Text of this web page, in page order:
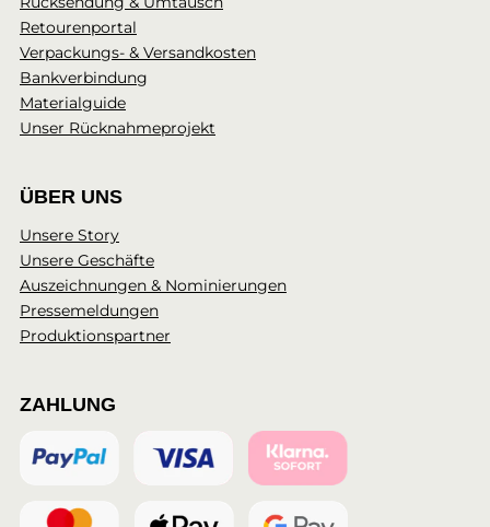
Retourenportal
Verpackungs- & Versandkosten
Bankverbindung
Materialguide
Unser Rücknahmeprojekt
ÜBER UNS
Unsere Story
Unsere Geschäfte
Auszeichnungen & Nominierungen
Pressemeldungen
Produktionspartner
ZAHLUNG